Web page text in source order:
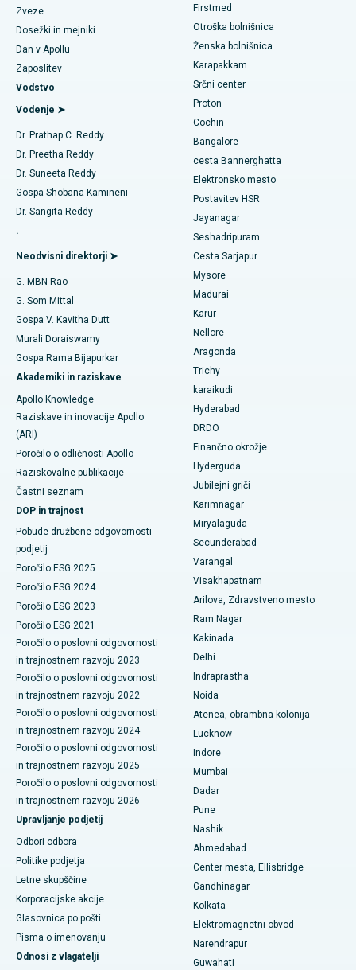
Poiščite dermatologa
Poiščite urologa
Poiščite diabetologa
Poiščite ginekologa
Poiščite splošnega zdravnika
Poiščite psihologa
Poiščite splošnega kirurga
Najboljša bolnišnica v Kotturpuramu v Chennaiju
Najboljša bolnišnica na cesti Kovai, Karur
Najboljša bolnišnica v Karapakkamu v Chennaiju
Najboljša bolnišnica v Arilovi, Vizag
Najboljša bolnišnica na cesti Kanpur v Lucknowu
Najboljša bolnišnica v sektorju 26 v Noidi
Najboljša bolnišnica v Gandhinagarju v Ahmedabadu
Najboljša bolnišnica v Aragondi, Andhra Pradesh
Najboljša bolnišnica na cesti Bannerghatta v Bangaloreju
Najboljša bolnišnica v enoti 15 v Bhubaneswarju
Najboljša bolnišnica na cesti Seepat v Bilaspurju
Najboljša bolnišnica v Ellisbridgeu v Ahmedabadu
Najboljša bolnišnica v New Delhiju
Najboljša bolnišnica v DRDO, Hyderabad
Najboljša bolnišnica na cesti GS v Guwahatiju
Najboljša bolnišnica v Hydergudi, Hyderabad
Najboljša bolnišnica v Vijay Nagarju v Indoreju
Najboljša bolnišnica na glavni cesti Suryaraopeta v Kakinadi
Najboljša bolnišnica na Canal Circular Road v Kolkati
Najboljša bolnišnica v poslovnem središču Belapurja v Navi
Mumbaiju
Najboljša bolnišnica v Panchavatiju, Nashik
Najboljša bolnišnica v Secunderabadu, Hyderabad
Najboljša bolnišnica v mestu Seshadripuram, Bangalore
Najboljša bolnišnica na glavni cesti Waltair v Visakhapatnamu
Najboljša bolnišnica na cesti Subhash Nagar, Karimnagar
Najboljša bolnišnica v Managariju, Karaikudi
Najboljša bolnišnica v Arepallyju, Warangal
Najboljša bolnišnica v koloniji Arera v Bhopalu
Najboljša bolnišnica v mestu Jayanagar, Bangalore
Najboljša bolnišnica v KK Nagarju v Maduraiu
Koronarni angiogram
Zamenjava aortalnega ventila transkatetra
Popravilo ventila MitraClip
Minimalno invazivna srčna kirurgija
Ablacija katetra
Rekonstrukcijska kirurgija ACL
Zamenjava obrnjenih ramen
Endometrijska ablacija
Embolizacija maternične arterije
Cistektomija jajčnikov
Kirurgija raka dojk
Brahiterapija
Kolonoskopija
Polipektomija
Deep Brain Stimulation
Peritonealna dializa
Biopsija ledvic
Paratiroidektomija
Citoreduktivna kirurgija
Keramična totalna zamenjava kolena
ERCP
Zveze
Dosežki in mejniki
Dan v Apollu
Zaposlitev
Vodstvo
Vodenje ➤
Dr. Prathap C. Reddy
Dr. Preetha Reddy
Dr. Suneeta Reddy
Gospa Shobana Kamineni
Dr. Sangita Reddy
.
Neodvisni direktorji ➤
G. MBN Rao
G. Som Mittal
Gospa V. Kavitha Dutt
Murali Doraiswamy
Gospa Rama Bijapurkar
Akademiki in raziskave
Apollo Knowledge
Raziskave in inovacije Apollo
(ARI)
Poročilo o odličnosti Apollo
Raziskovalne publikacije
Častni seznam
DOP in trajnost
Pobude družbene odgovornosti
podjetij
Poročilo ESG 2025
Poročilo ESG 2024
Poročilo ESG 2023
Poročilo ESG 2021
Poročilo o poslovni odgovornosti
in trajnostnem razvoju 2023
Poročilo o poslovni odgovornosti
in trajnostnem razvoju 2022
Poročilo o poslovni odgovornosti
in trajnostnem razvoju 2024
Poročilo o poslovni odgovornosti
in trajnostnem razvoju 2025
Poročilo o poslovni odgovornosti
in trajnostnem razvoju 2026
Upravljanje podjetij
Odbori odbora
Politike podjetja
Letne skupščine
Korporacijske akcije
Glasovnica po pošti
Pisma o imenovanju
Odnosi z vlagatelji
Firstmed
Otroška bolnišnica
Ženska bolnišnica
Karapakkam
Srčni center
Proton
Cochin
Bangalore
cesta Bannerghatta
Elektronsko mesto
Postavitev HSR
Jayanagar
Seshadripuram
Cesta Sarjapur
Mysore
Madurai
Karur
Nellore
Aragonda
Trichy
karaikudi
Hyderabad
DRDO
Finančno okrožje
Hyderguda
Jubilejni griči
Karimnagar
Miryalaguda
Secunderabad
Varangal
Visakhapatnam
Arilova, Zdravstveno mesto
Ram Nagar
Kakinada
Delhi
Indraprastha
Noida
Atenea, obrambna kolonija
Lucknow
Indore
Mumbai
Dadar
Pune
Nashik
Ahmedabad
Center mesta, Ellisbridge
Gandhinagar
Kolkata
Elektromagnetni obvod
Narendrapur
Guwahati